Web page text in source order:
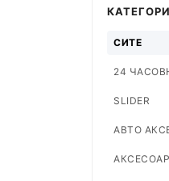
СИТЕ
24
SLIDER
АВТО